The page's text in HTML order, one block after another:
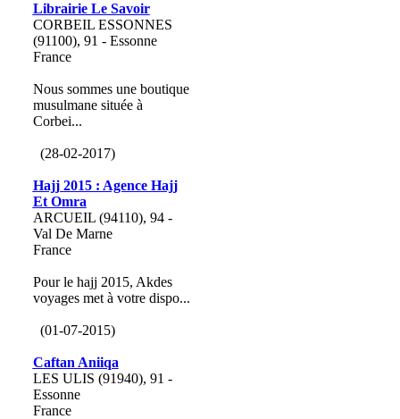
Librairie Le Savoir
CORBEIL ESSONNES
(91100), 91 - Essonne
France
Nous sommes une boutique
musulmane située à
Corbei...
(28-02-2017)
Hajj 2015 : Agence Hajj
Et Omra
ARCUEIL (94110), 94 -
Val De Marne
France
Pour le hajj 2015, Akdes
voyages met à votre dispo...
(01-07-2015)
Caftan Aniiqa
LES ULIS (91940), 91 -
Essonne
France